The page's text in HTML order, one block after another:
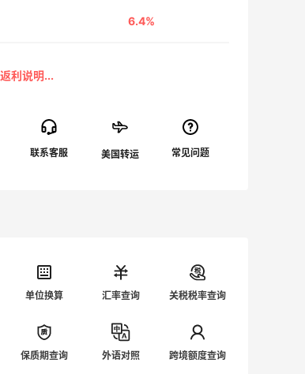
6.4%
美国转运
单位换算 汇率查询 关税税率查询
保质期查询 外语对照 跨境额度查询